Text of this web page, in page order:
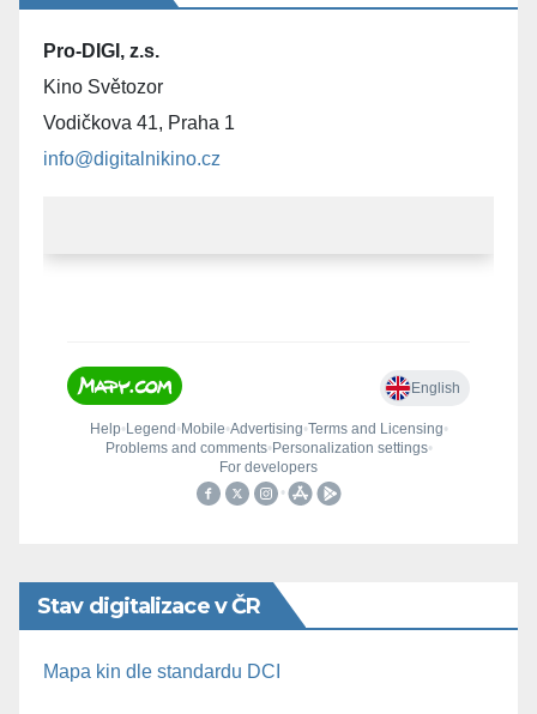
Pro-DIGI, z.s.
Kino Světozor
Vodičkova 41, Praha 1
info@digitalnikino.cz
Stav digitalizace v ČR
Mapa kin dle standardu DCI